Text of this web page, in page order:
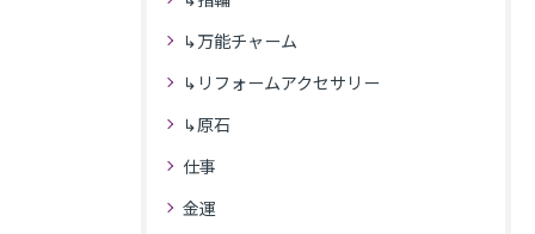
↳万能チャーム
↳リフォームアクセサリー
↳原石
仕事
金運